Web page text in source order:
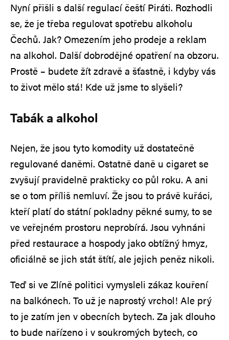
Nyní přišli s další regulací čeští Piráti. Rozhodli
se, že je třeba regulovat spotřebu alkoholu
Čechů. Jak? Omezením jeho prodeje a reklam
na alkohol. Další dobrodějné opatření na obzoru.
Prostě – budete žít zdravě a šťastně, i kdyby vás
to život mělo stá! Kde už jsme to slyšeli?
Tabák a alkohol
Nejen, že jsou tyto komodity už dostatečně
regulované daněmi. Ostatně daně u cigaret se
zvyšují pravidelně prakticky co půl roku. A ani
se o tom příliš nemluví. Že jsou to právě kuřáci,
kteří platí do státní pokladny pěkné sumy, to se
ve veřejném prostoru neprobírá. Jsou vyhnáni
před restaurace a hospody jako obtížný hmyz,
oficiálně se jich stát štítí, ale jejich peněz nikoli.
Teď si ve Zlíně politici vymysleli zákaz kouření
na balkónech. To už je naprostý vrchol! Ale prý
to je zatím jen v obecních bytech. Za jak dlouho
to bude nařízeno i v soukromých bytech, co